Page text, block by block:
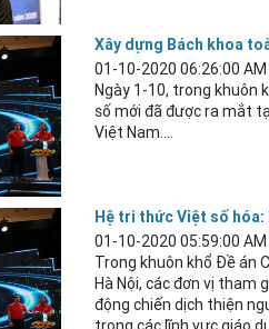
Xây dựng Bách khoa
01-10-2020 06:26:00 AM
Ngày 1-10, trong khuôn
số mới đã được ra mắt
Việt Nam....
Hệ tri thức Việt số
01-10-2020 05:59:00 AM
Trong khuôn khổ Đề án
HàNội, các đơn vị tham
động chiến dịch thiện